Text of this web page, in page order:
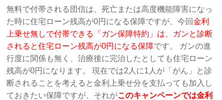
無料で付帯される団信は、死亡または高度機能障害になっ
た時に住宅ローン残高が0円になる保障ですが、今回金利
上乗せ無しで付帯できる「ガン保障特約」は、ガンと診断
されると住宅ローン残高が0円になる保障です。 ガンの進
行度に関係も無く、治療後に完治したとしても住宅ローン
残高が0円になります。 現在では2人に1人が「がん」と診
断されることを考えると金利上乗せ分を支払っても加入し
ておきたい保障ですが、それがこのキャンペーンでは金利